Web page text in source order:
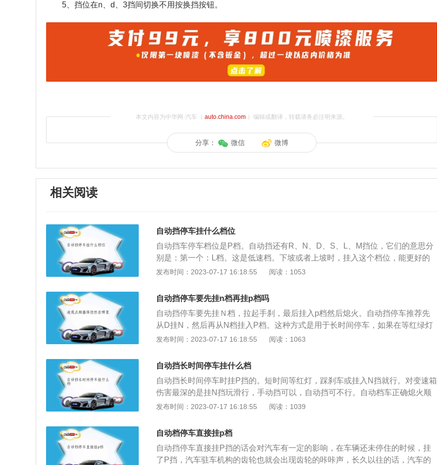
5、挡位在n、d、3挡间切换不用按换挡按钮。
本文内容为中华网·汽车（ auto.china.com）编辑或翻译，转载请务必注明来源。
分享： 微信 微博
相关阅读
自动挡停车挂什么档位
自动挡车停车档位是P档。自动挡还有R、N、D、S、L、M挡位，它们的意思分
别是：第一个：L档。这是低速档。下坡或者上坡时，挂入这个档位，能更好的
利用发动机的动力来制动或者省油。下坡时，能够调低发动机转速，利用发动机
挡汽车还是自动挡汽车都一样。倒车时，要用到的档位，一般是等汽车停稳之
后，再挂入这个档位。第三个：N档。这是空档。它在短时间停车时，比较好
用。再就是配合P档，长时间停车使用。第四个：D档。这是前进档。第五个：S
档。这是运动档。挂入这个档位时，发动机能提供更强大的动力，一般超车时，
挂入这个档位，能更加省油。比挂D档，猛踩油门省油很多。而且提速快很多。
发布时间：2023-07-17 16:18:55 阅读：1053
自动挡停车要先挂n档再挂p档吗
自动挡停车要先挂Ｎ档，拉起手刹，最后挂入p档然后熄火。自动挡停车推荐先
从D挂N，然后再从N档挂入P档。这种方式是用于长时间停车，如果在等红绿灯
的时候，直接把车辆挂入N档即可，没有必要完全挂入P档，这样只会让变速箱承
的具体介绍：1、R档倒车档位：挂入该档位时，就会接通液压系统倒档油路，使
驱动轮反转，进行倒档行驶。当车辆未完全停稳时，不得强行转至R挡，否则会
导致变速器损坏。2、N档空档：在挂入空档时，行星齿轮系统空转，不能输出动
力。3、D档前进档位：当换档操纵手柄处于该档位时，液压系统控制装置就会根
据节气门开度信号与车速信号自动接通相应的前进档油路，可随着行驶速度的变
车转动部分，使汽车不能移动。
发布时间：2023-07-17 16:18:55 阅读：1063
自动挡长时间停车挂什么档
自动挡长时间停车时挂P挡的。短时间等红灯，踩刹车或挂入N挡就行。对变速箱
伤害最深的是挂N挡玩滑行，手动挡可以，自动挡可不行。自动档车正确熄火顺
序：1、踩刹车将车辆停止，然后挂入空挡。2、拉起手刹，并挂入驻车档(P挡)，
底，带一键启动的车辆，按一下一键启动按钮关闭引擎。5、需要注意的是，如
果是涡轮增压车型，经过长时间或激烈驾驶，不要马上熄火停车，此时的涡轮处
于高温状态，熄火后得不到冷却，容易影响它的使用寿命。
发布时间：2023-07-17 16:18:55 阅读：1039
自动档停车直接挂p档
自动挡停车直接挂P挡的话会对汽车有一定的影响，在车辆还未停住的时候，挂
了P挡，汽车驻车机构的齿轮也就会出现齿轮的咔咔声，长久以往的话，汽车的